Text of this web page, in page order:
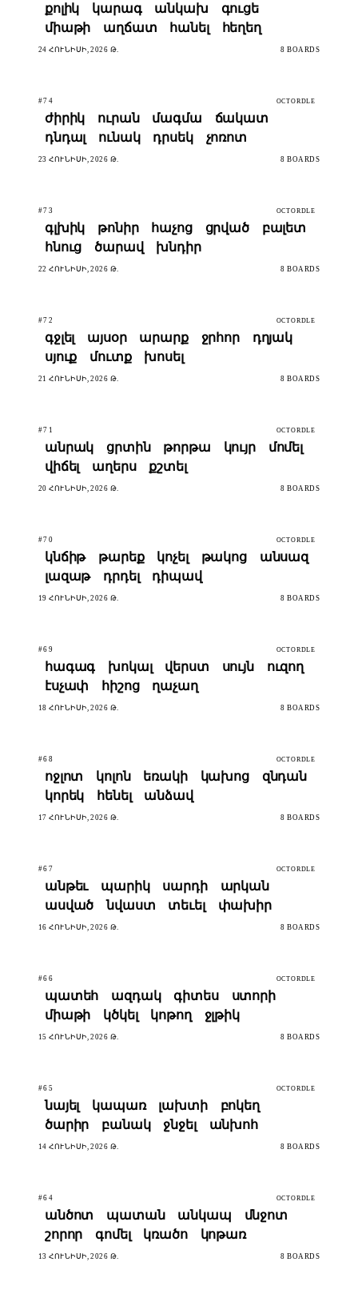
քոլիկ կարագ անկախ
գուցե
միաթի
աղճատ հանել հեղեղ
24 ՀՈՒՆԻՍԻ, 2026 Թ. 8 BOARDS
#74 OCTORDLE
ժիրիկ ուրան մագմա
ճակատ
դնդալ
ունակ դրսեկ չոռոտ
23 ՀՈՒՆԻՍԻ, 2026 Թ. 8 BOARDS
#73 OCTORDLE
գլխիկ թոնիր հաչոց ցրված
բալետ
հնուց
ծարավ խնդիր
22 ՀՈՒՆԻՍԻ, 2026 Թ. 8 BOARDS
#72 OCTORDLE
գջլել այսօր արարք ջրհոր
դղյակ
սյուք
մուտք խոսել
21 ՀՈՒՆԻՍԻ, 2026 Թ. 8 BOARDS
#71 OCTORDLE
անրակ ցրտին թորթա կույր
մոմել
վիճել
աղերս քշտել
20 ՀՈՒՆԻՍԻ, 2026 Թ. 8 BOARDS
#70 OCTORDLE
կնճիթ թարեք կոչել թակոց
անսազ
լազաթ
դրդել դիպավ
19 ՀՈՒՆԻՍԻ, 2026 Թ. 8 BOARDS
#69 OCTORDLE
հագագ խոկալ վերստ սույն
ուզող
էսչափ
հիշոց ղաչաղ
18 ՀՈՒՆԻՍԻ, 2026 Թ. 8 BOARDS
#68 OCTORDLE
ոջլոտ կոլոն եռակի կախոց
զնդան
կորեկ
հենել անձավ
17 ՀՈՒՆԻՍԻ, 2026 Թ. 8 BOARDS
#67 OCTORDLE
անթեւ պարիկ սարդի
արկան
ասված
նվաստ տեւել փախիր
16 ՀՈՒՆԻՍԻ, 2026 Թ. 8 BOARDS
#66 OCTORDLE
պատեհ ազդակ գիտես
ստորի
միաթի
կծկել կոթող ջլթիկ
15 ՀՈՒՆԻՍԻ, 2026 Թ. 8 BOARDS
#65 OCTORDLE
նայել կապառ լախտի
բոկեղ
ծարիր
բանակ ջնջել անխոհ
14 ՀՈՒՆԻՍԻ, 2026 Թ. 8 BOARDS
#64 OCTORDLE
անծոտ պատան անկապ
մնջոտ
շորոր
գոմել կռածո կոթառ
13 ՀՈՒՆԻՍԻ, 2026 Թ. 8 BOARDS